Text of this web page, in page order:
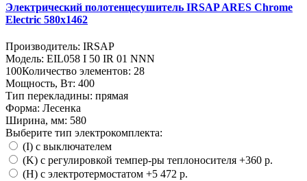
Электрический полотенцесушитель IRSAP ARES Chrome
Electric 580х1462
Производитель: IRSAP
Модель: EIL058 I 50 IR 01 NNN
100Количество элементов: 28
Мощность, Вт: 400
Тип перекладины: прямая
Форма: Лесенка
Ширина, мм: 580
Выберите тип электрокомплекта:
(I) с выключателем
(K) с регулировкой темпер-ры теплоносителя +360 р.
(H) с электротермостатом +5 472 р.